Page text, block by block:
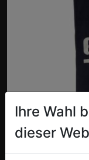
Ihre Wahl
dieser